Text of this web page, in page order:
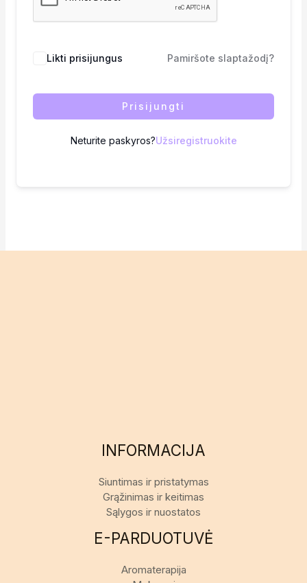
Likti prisijungus Pamiršote slaptažodį?
Prisijungti
Neturite paskyros?Užsiregistruokite
INFORMACIJA
Siuntimas ir pristatymas
Grąžinimas ir keitimas
Sąlygos ir nuostatos
E-PARDUOTUVĖ
Aromaterapija